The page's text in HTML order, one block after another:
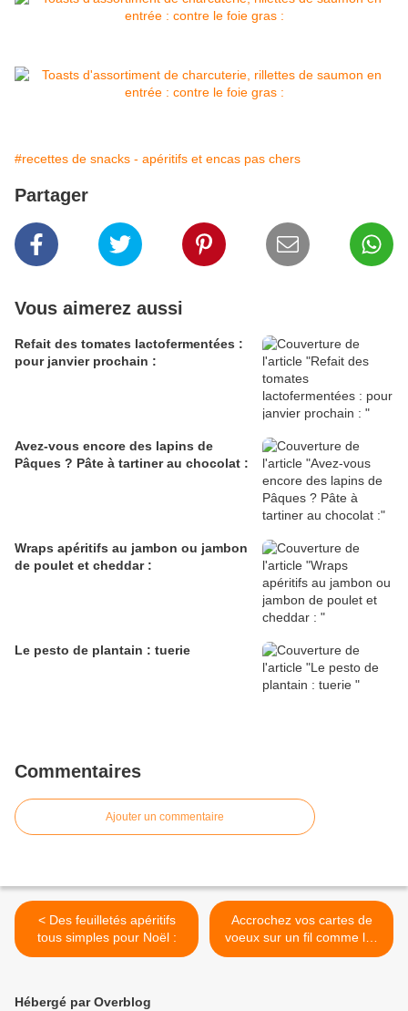
#recettes de snacks - apéritifs et encas pas chers
Partager
Vous aimerez aussi
Refait des tomates lactofermentées :
pour janvier prochain :
Avez-vous encore des lapins de
Pâques ? Pâte à tartiner au chocolat :
Wraps apéritifs au jambon ou jambon
de poulet et cheddar :
Le pesto de plantain : tuerie
Commentaires
Ajouter un commentaire
< Des feuilletés apéritifs
tous simples pour Noël :
Accrochez vos cartes de
voeux sur un fil comme les
anglais ! >
Hébergé par Overblog